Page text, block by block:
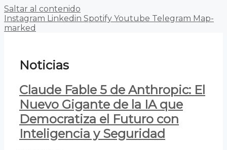
Saltar al contenido
Instagram Linkedin Spotify Youtube Telegram Map-
marked
Noticias
Claude Fable 5 de Anthropic: El
Nuevo Gigante de la IA que
Democratiza el Futuro con
Inteligencia y Seguridad